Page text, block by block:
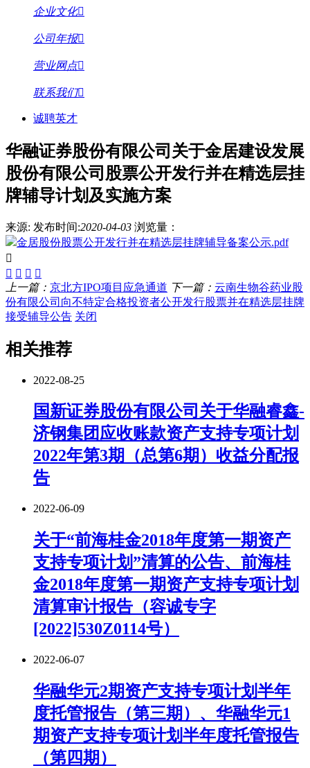
企业文化
公司年报
营业网点
联系我们
诚聘英才
华融证券股份有限公司关于金居建设发展
股份有限公司股票公开发行并在精选层挂
牌辅导计划及实施方案
来源: 发布时间:2020-04-03 浏览量：
金居股份股票公开发行并在精选层挂牌辅导备案公示.pdf
上一篇： 京北方IPO项目应急通道 下一篇： 云南生物谷药业股
份有限公司向不特定合格投资者公开发行股票并在精选层挂牌
接受辅导公告 关闭
相关推荐
2022-08-25
国新证券股份有限公司关于华融睿鑫-
济钢集团应收账款资产支持专项计划
2022年第3期（总第6期）收益分配报
告
2022-06-09
关于“前海桂金2018年度第一期资产
支持专项计划”清算的公告、前海桂
金2018年度第一期资产支持专项计划
清算审计报告（容诚专字
[2022]530Z0114号）
2022-06-07
华融华元2期资产支持专项计划半年
度托管报告（第三期）、华融华元1
期资产支持专项计划半年度托管报告
（第四期）